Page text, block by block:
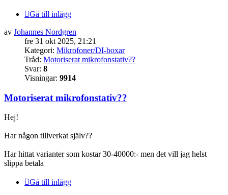
Gå till inlägg
av Johannes Nordgren
fre 31 okt 2025, 21:21
Kategori: Mikrofoner/DI-boxar
Tråd: Motoriserat mikrofonstativ??
Svar: 8
Visningar: 9914
Motoriserat mikrofonstativ??
Hej!
Har någon tillverkat själv??
Har hittat varianter som kostar 30-40000:- men det vill jag helst
slippa betala
Gå till inlägg